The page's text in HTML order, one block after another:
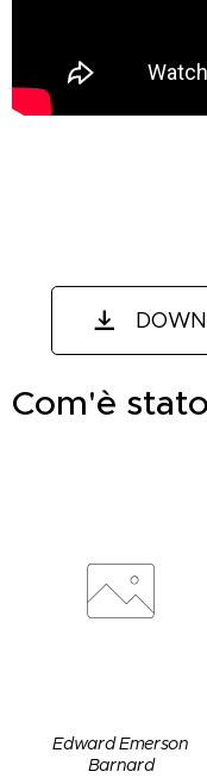
Com'è
Edward Emerson
Barnard